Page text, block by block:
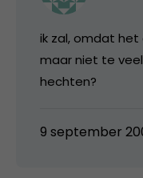
ik zal, omdat
maar niet te
hechten?
9 september